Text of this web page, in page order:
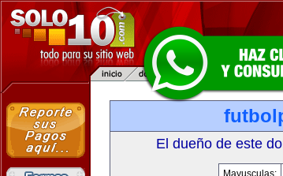
El dueño de este
Mayusculas: